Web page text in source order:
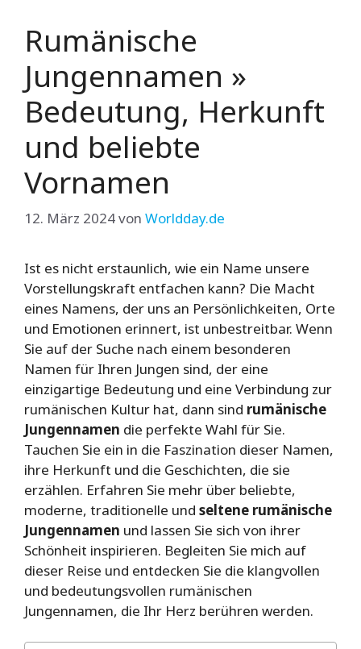
Rumänische
Jungennamen »
Bedeutung, Herkunft
und beliebte
Vornamen
12. März 2024von Worldday.de
Ist es nicht erstaunlich, wie ein Name unsere
Vorstellungskraft entfachen kann? Die Macht
eines Namens, der uns an Persönlichkeiten, Orte
und Emotionen erinnert, ist unbestreitbar. Wenn
Sie auf der Suche nach einem besonderen
Namen für Ihren Jungen sind, der eine
einzigartige Bedeutung und eine Verbindung zur
rumänischen Kultur hat, dann sind rumänische
Jungennamen die perfekte Wahl für Sie.
Tauchen Sie ein in die Faszination dieser Namen,
ihre Herkunft und die Geschichten, die sie
erzählen. Erfahren Sie mehr über beliebte,
moderne, traditionelle und seltene rumänische
Jungennamen und lassen Sie sich von ihrer
Schönheit inspirieren. Begleiten Sie mich auf
dieser Reise und entdecken Sie die klangvollen
und bedeutungsvollen rumänischen
Jungennamen, die Ihr Herz berühren werden.